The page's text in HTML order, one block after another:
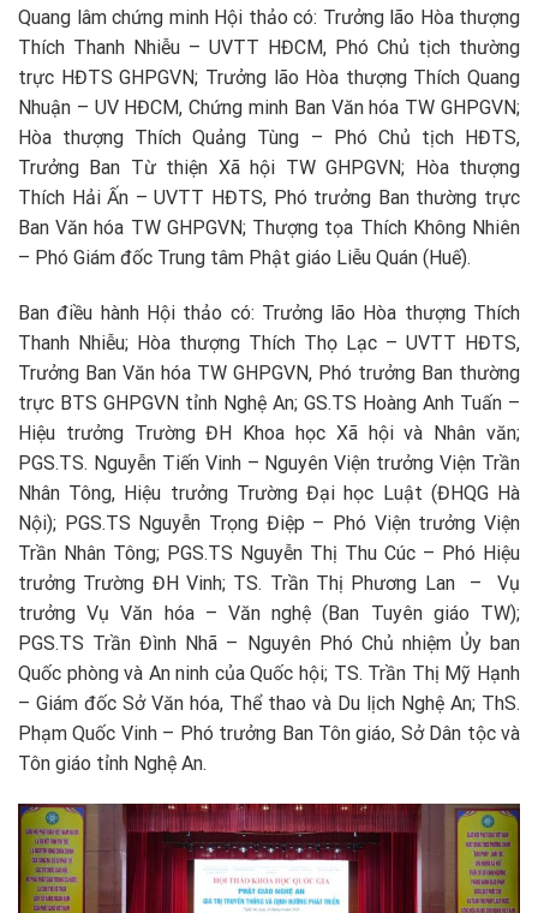
Quang lâm chứng minh Hội thảo có: Trưởng lão Hòa thượng
Thích Thanh Nhiễu – UVTT HĐCM, Phó Chủ tịch thường
trực HĐTS GHPGVN; Trưởng lão Hòa thượng Thích Quang
Nhuận – UV HĐCM, Chứng minh Ban Văn hóa TW GHPGVN;
Hòa thượng Thích Quảng Tùng – Phó Chủ tịch HĐTS,
Trưởng Ban Từ thiện Xã hội TW GHPGVN; Hòa thượng
Thích Hải Ấn – UVTT HĐTS, Phó trưởng Ban thường trực
Ban Văn hóa TW GHPGVN; Thượng tọa Thích Không Nhiên
– Phó Giám đốc Trung tâm Phật giáo Liễu Quán (Huế).
Ban điều hành Hội thảo có: Trưởng lão Hòa thượng Thích
Thanh Nhiễu; Hòa thượng Thích Thọ Lạc – UVTT HĐTS,
Trưởng Ban Văn hóa TW GHPGVN, Phó trưởng Ban thường
trực BTS GHPGVN tỉnh Nghệ An; GS.TS Hoàng Anh Tuấn –
Hiệu trưởng Trường ĐH Khoa học Xã hội và Nhân văn;
PGS.TS. Nguyễn Tiến Vinh – Nguyên Viện trưởng Viện Trần
Nhân Tông, Hiệu trưởng Trường Đại học Luật (ĐHQG Hà
Nội); PGS.TS Nguyễn Trọng Điệp – Phó Viện trưởng Viện
Trần Nhân Tông; PGS.TS Nguyễn Thị Thu Cúc – Phó Hiệu
trưởng Trường ĐH Vinh; TS. Trần Thị Phương Lan – Vụ
trưởng Vụ Văn hóa – Văn nghệ (Ban Tuyên giáo TW);
PGS.TS Trần Đình Nhã – Nguyên Phó Chủ nhiệm Ủy ban
Quốc phòng và An ninh của Quốc hội; TS. Trần Thị Mỹ Hạnh
– Giám đốc Sở Văn hóa, Thể thao và Du lịch Nghệ An; ThS.
Phạm Quốc Vinh – Phó trưởng Ban Tôn giáo, Sở Dân tộc và
Tôn giáo tỉnh Nghệ An.